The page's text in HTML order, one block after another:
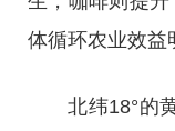
体循环农业效益
北纬18°的